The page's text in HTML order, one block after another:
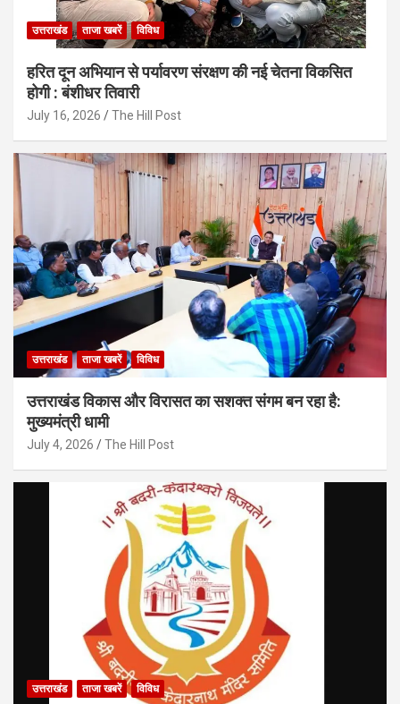
उत्तराखंड ताजा खबरें विविध
हरित दून अभियान से पर्यावरण संरक्षण की नई चेतना विकसित
होगी : बंशीधर तिवारी
July 16, 2026 The Hill Post
उत्तराखंड ताजा खबरें विविध
उत्तराखंड विकास और विरासत का सशक्त संगम बन रहा है:
मुख्यमंत्री धामी
July 4, 2026 The Hill Post
उत्तराखंड ताजा खबरें विविध